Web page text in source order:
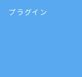
プラグイン